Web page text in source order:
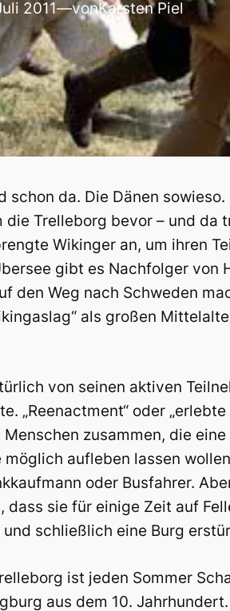
2011—vonKarsten Piel
schon da. Die Dänen
die Trelleborg bevor – und da
Wikinger an, um ihren
gibt es Nachfolger von
den Weg nach Schweden
als großen
von seinen aktiven
„Reenactment“ oder
zusammen, die
aufleben lassen
oder Busfahrer.
sie für einige Zeit auf
schließlich eine Burg
ist jeden Sommer
aus dem 10.